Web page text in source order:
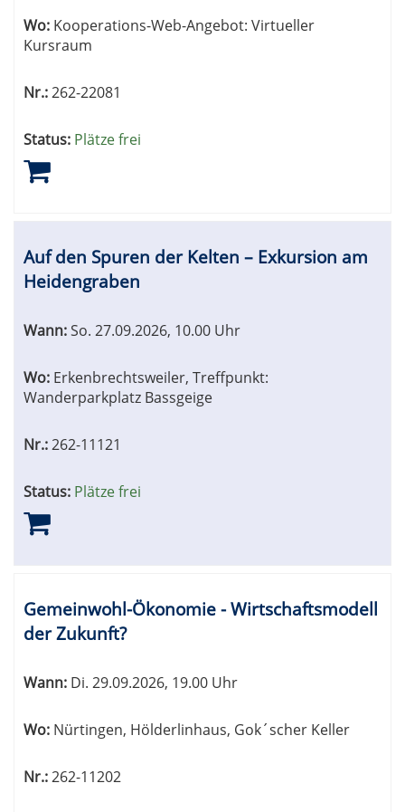
Wo: Kooperations-Web-Angebot: Virtueller
Kursraum
Nr.:262-22081
Status: Plätze frei
Auf den Spuren der Kelten – Exkursion am
Heidengraben
Wann:So. 27.09.2026, 10.00 Uhr
Wo: Erkenbrechtsweiler, Treffpunkt:
Wanderparkplatz Bassgeige
Nr.:262-11121
Status: Plätze frei
Gemeinwohl-Ökonomie - Wirtschaftsmodell
der Zukunft?
Wann: Di. 29.09.2026, 19.00 Uhr
Wo: Nürtingen, Hölderlinhaus, Gok´scher Keller
Nr.:262-11202